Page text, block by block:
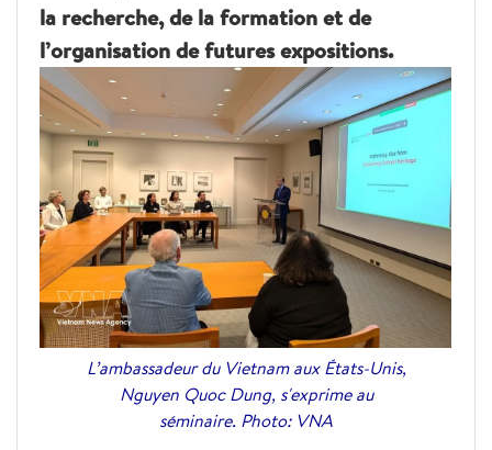
la recherche, de la formation et de
l’organisation de futures expositions.
L’ambassadeur du Vietnam aux États-Unis,
Nguyen Quoc Dung, s'exprime au
séminaire. Photo: VNA